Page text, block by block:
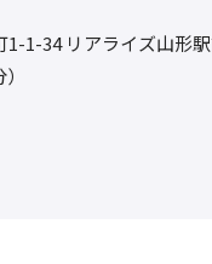
1-1-34 リアライズ山形